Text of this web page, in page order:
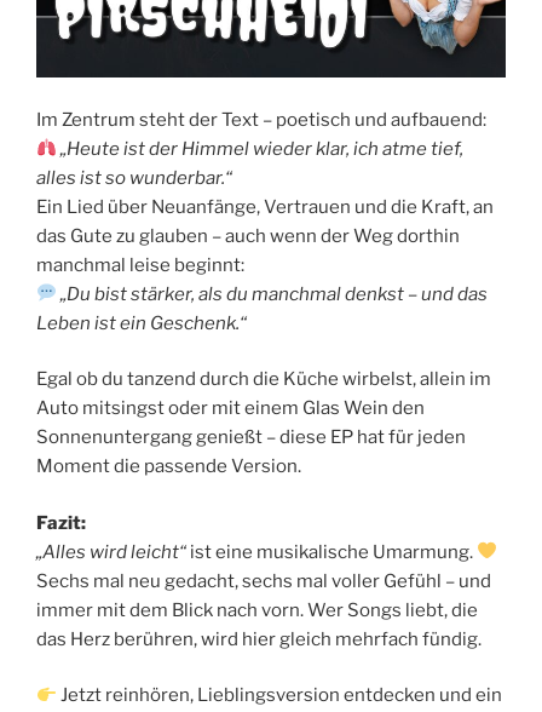
Im Zentrum steht der Text – poetisch und aufbauend:
„Heute ist der Himmel wieder klar, ich atme tief,
alles ist so wunderbar.“
Ein Lied über Neuanfänge, Vertrauen und die Kraft, an
das Gute zu glauben – auch wenn der Weg dorthin
manchmal leise beginnt:
„Du bist stärker, als du manchmal denkst – und das
Leben ist ein Geschenk.“
Egal ob du tanzend durch die Küche wirbelst, allein im
Auto mitsingst oder mit einem Glas Wein den
Sonnenuntergang genießt – diese EP hat für jeden
Moment die passende Version.
Fazit:
„Alles wird leicht“ ist eine musikalische Umarmung.
Sechs mal neu gedacht, sechs mal voller Gefühl – und
immer mit dem Blick nach vorn. Wer Songs liebt, die
das Herz berühren, wird hier gleich mehrfach fündig.
Jetzt reinhören, Lieblingsversion entdecken und ein